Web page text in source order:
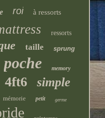
roi à ressorts
ressorts
taille sprung
poche memory
4ft6 simple
mémorie petit germe